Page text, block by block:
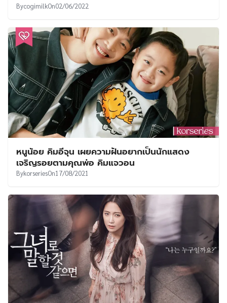
BycogimilkOn02/06/2022
หนูน้อย คิมอีจุน เผยความฝันอยากเป็นนักแสดง
เจริญรอยตามคุณพ่อ คิมแจวอน
BykorseriesOn17/08/2021